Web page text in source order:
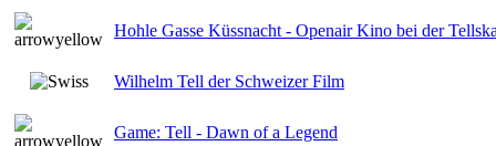
Hohle Gasse Küssnacht - Openair Kino bei der
Wilhelm Tell der Schweizer Film
Game: Tell - Dawn of a Legend